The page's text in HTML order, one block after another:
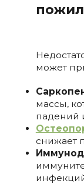
может
массы,
падений
снижает